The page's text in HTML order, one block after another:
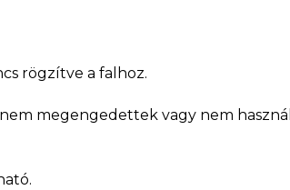
rögzítve a falhoz.
megengedettek vagy nem